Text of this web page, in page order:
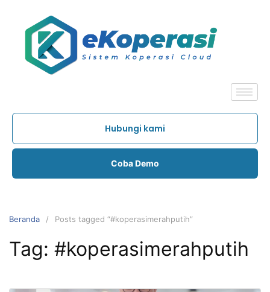
Hubungi kami
Coba Demo
Beranda Posts tagged “#koperasimerahputih”
Tag: #koperasimerahputih